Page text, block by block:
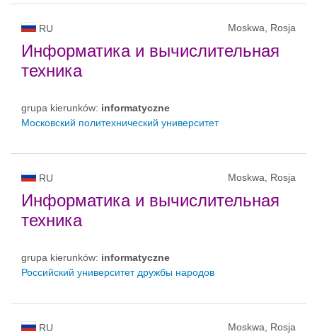
RU Moskwa, Rosja
Информатика и вычислительная
техника
grupa kierunków: informatyczne
Московский политехнический университет
RU Moskwa, Rosja
Информатика и вычислительная
техника
grupa kierunków: informatyczne
Российский университет дружбы народов
RU Moskwa, Rosja